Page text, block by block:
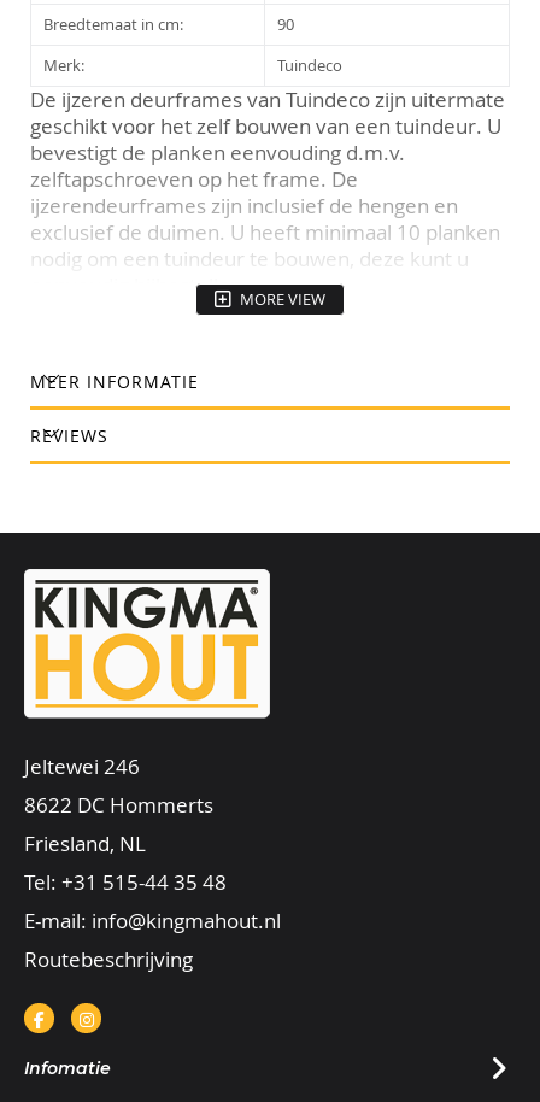
Breedtemaat in cm:
90
Merk:
Tuindeco
De ijzeren deurframes van Tuindeco zijn uitermate
geschikt voor het zelf bouwen van een tuindeur. U
bevestigt de planken eenvouding d.m.v.
zelftapschroeven op het frame. De
ijzerendeurframes zijn inclusief de hengen en
exclusief de duimen. U heeft minimaal 10 planken
nodig om een tuindeur te bouwen, deze kunt u
eenvoudig bijbestellen.MORE VIEW
MEER INFORMATIE
REVIEWS
Jeltewei 246
8622 DC Hommerts
Friesland, NL
Tel: +31 515-44 35 48
E-mail: info@kingmahout.nl
Routebeschrijving
Infomatie